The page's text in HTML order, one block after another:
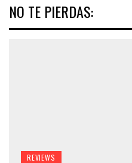
NO TE PIERDAS:
REVIEWS